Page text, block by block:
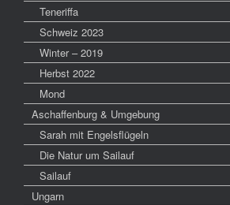
Teneriffa
Schweiz 2023
Winter – 2019
Herbst 2022
Mond
Aschaffenburg & Umgebung
Sarah mit Engelsflügeln
Die Natur um Sailauf
Sailauf
Ungarn